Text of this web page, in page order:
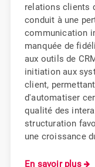
relations clients
conduit à une
communication
manquée de
aux outils de
initiation aux
client,
d'automatiser
qualité des
structuration
une croissance
En savoir plus